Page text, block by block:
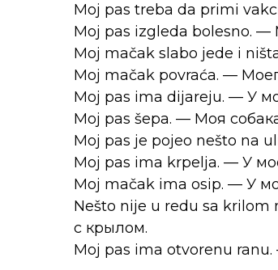
Moj pas treba da primi
Moj pas izgleda bolesno. —
Moj mačak slabo jede i
Moj mačak povraća. —
Moj pas ima dijareju. — У
Moj pas šepa. — Моя
Moj pas je pojeo nešto na
Moj pas ima krpelja. — У
Moj mačak ima osip. — У
Nešto nije u redu sa krilom
с крылом.
Moj pas ima otvorenu